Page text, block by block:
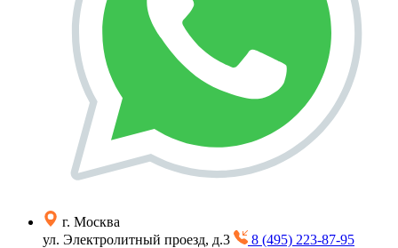
г. Москва
ул. Электролитный проезд, д.3
8 (495) 223-87-95